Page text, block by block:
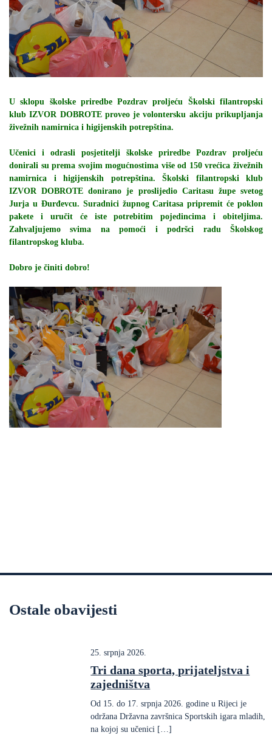
U sklopu školske priredbe Pozdrav proljeću Školski filantropski
klub IZVOR DOBROTE proveo je volontersku akciju prikupljanja
živežnih namirnica i higijenskih potrepština.
Učenici i odrasli posjetitelji školske priredbe Pozdrav proljeću
donirali su prema svojim mogućnostima više od 150 vrećica živežnih
namirnica i higijenskih potrepština. Školski filantropski klub
IZVOR DOBROTE donirano je proslijedio Caritasu župe svetog
Jurja u Đurđevcu. Suradnici župnog Caritasa pripremit će poklon
pakete i uručit će iste potrebitim pojedincima i obiteljima.
Zahvaljujemo svima na pomoći i podršci radu Školskog
filantropskog kluba.
Dobro je činiti dobro!
Ostale obavijesti
25. srpnja 2026.
Tri dana sporta, prijateljstva i
zajedništva
Od 15. do 17. srpnja 2026. godine u Rijeci je
održana Državna završnica Sportskih igara mladih,
na kojoj su učenici […]